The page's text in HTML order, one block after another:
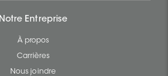
Notre Entreprise
À propos
Carrières
Nous joindre